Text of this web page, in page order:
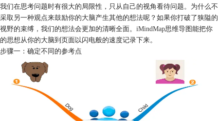
我们在思考问题时有很大的局限性，只从自己的视角看待问题。为什么不
采取另一种观点来鼓励你的大脑产生其他的想法呢？如果你打破了狭隘的
视野的束缚，我们的想法会更加的清晰全面。 iMindMap思维导图能把你
的思想从你的大脑到页面以闪电般的速度记录下来。
步骤一：确定不同的参考点